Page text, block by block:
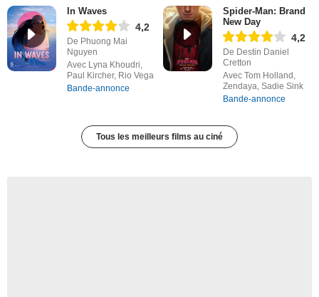
In Waves
4,2
De Phuong Mai
Nguyen
Avec Lyna Khoudri,
Paul Kircher, Rio Vega
Bande-annonce
Spider-Man: Brand
New Day
4,2
De Destin Daniel
Cretton
Avec Tom Holland,
Zendaya, Sadie Sink
Bande-annonce
Tous les meilleurs films au ciné